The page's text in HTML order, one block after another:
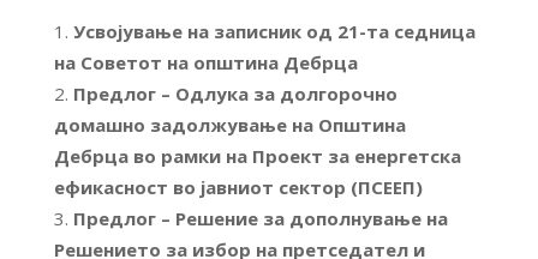
Усвојување на записник од 21-та седница
на Советот на општина Дебрца
Предлог – Одлука за долгорочно
домашно задолжување на Општина
Дебрца во рамки на Проект за енергетска
ефикасност во јавниот сектор (ПСЕЕП)
Предлог – Решение за дополнување на
Решението за избор на претседател и